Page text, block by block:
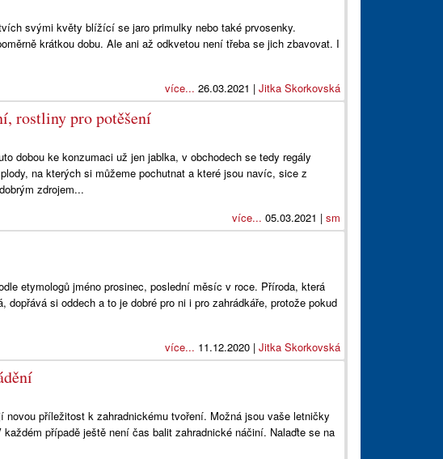
svými květy blížící se jaro primulky nebo také prvosenky.
krátkou dobu. Ale ani až odkvetou není třeba se jich zbavovat. I
více... 26.03.2021 | Jitka Skorkovská
rostliny pro potěšení
dobou ke konzumaci už jen jablka, v obchodech se tedy regály
na kterých si můžeme pochutnat a které jsou navíc, sice z
zdrojem...
více... 05.03.2021 | sm
etymologů jméno prosinec, poslední měsíc v roce. Příroda, která
dopřává si oddech a to je dobré pro ni i pro zahrádkáře, protože pokud
více... 11.12.2020 | Jitka Skorkovská
novou příležitost k zahradnickému tvoření. Možná jsou vaše letničky
případě ještě není čas balit zahradnické náčiní. Nalaďte se na